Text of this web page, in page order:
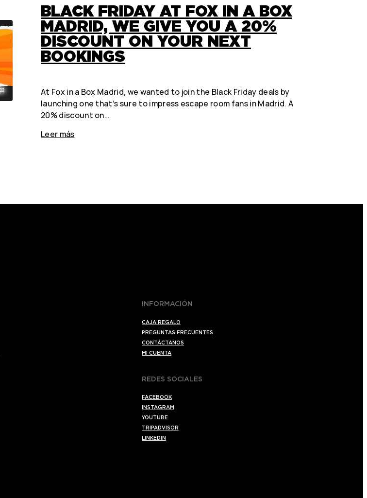
BLACK FRIDAY AT FOX IN A BOX
MADRID, WE GIVE YOU A 20%
DISCOUNT ON YOUR NEXT
BOOKINGS
At Fox in a Box Madrid, we wanted to join the Black Friday deals by
launching one that’s sure to impress escape room fans in Madrid. A
20% discount on…
Leer más
INFORMACIÓN
CAJA REGALO
PREGUNTAS FRECUENTES
CONTÁCTANOS
MI CUENTA
REDES SOCIALES
FACEBOOK
INSTAGRAM
YOUTUBE
TRIPADVISOR
LINKEDIN